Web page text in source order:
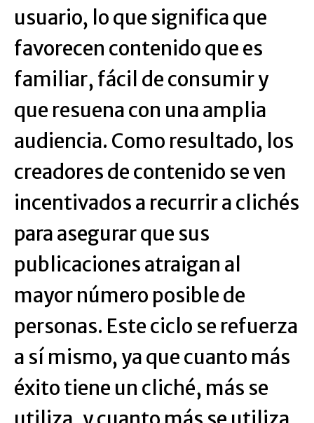
usuario, lo que significa que
favorecen contenido que es
familiar, fácil de consumir y
que resuena con una amplia
audiencia. Como resultado, los
creadores de contenido se ven
incentivados a recurrir a clichés
para asegurar que sus
publicaciones atraigan al
mayor número posible de
personas. Este ciclo se refuerza
a sí mismo, ya que cuanto más
éxito tiene un cliché, más se